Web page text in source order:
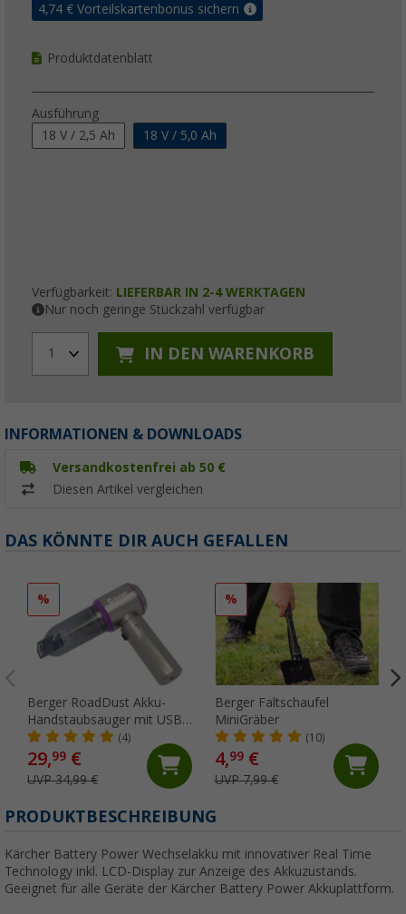
4,74 € Vorteilskartenbonus sichern
Produktdatenblatt
Ausführung
18 V / 2,5 Ah
18 V / 5,0 Ah
Verfügbarkeit: LIEFERBAR IN 2-4 WERKTAGEN
Nur noch geringe Stückzahl verfügbar
1 IN DEN WARENKORB
INFORMATIONEN & DOWNLOADS
Versandkostenfrei ab 50 €
Diesen Artikel vergleichen
DAS KÖNNTE DIR AUCH GEFALLEN
%
Berger RoadDust Akku-
Handstaubsauger mit USB,
200 ml
(4)
29,99 €
UVP 34,99 €
%
Berger Faltschaufel
MiniGräber
(10)
4,99€
UVP 7,99 €
PRODUKTBESCHREIBUNG
Kärcher Battery Power Wechselakku mit innovativer Real Time
Technology inkl. LCD-Display zur Anzeige des Akkuzustands.
Geeignet für alle Geräte der Kärcher Battery Power Akkuplattform.